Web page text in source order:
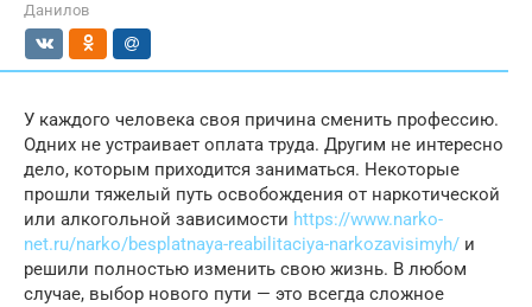
Данилов
У каждого человека своя причина сменить профессию.
Одних не устраивает оплата труда. Другим не интересно
дело, которым приходится заниматься. Некоторые
прошли тяжелый путь освобождения от наркотической
или алкогольной зависимости https://www.narko-
net.ru/narko/besplatnaya-reabilitaciya-narkozavisimyh/ и
решили полностью изменить свою жизнь. В любом
случае, выбор нового пути — это всегда сложное